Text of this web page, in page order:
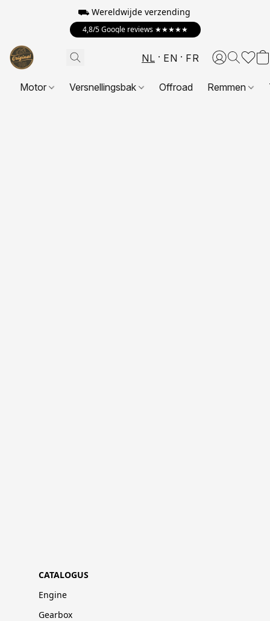
⛟ Wereldwijde verzending
4,8/5 Google reviews ★★★★★
NL EN FR
Motor Versnellingsbak Offroad Remmen
CATALOGUS
Engine
Gearbox